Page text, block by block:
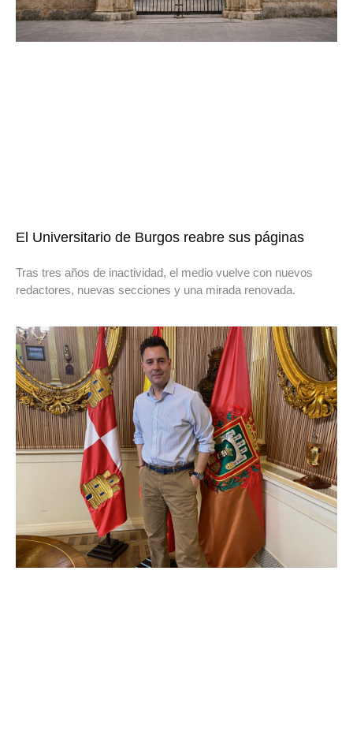
El Universitario de Burgos reabre sus páginas
Tras tres años de inactividad, el medio vuelve con nuevos
redactores, nuevas secciones y una mirada renovada.